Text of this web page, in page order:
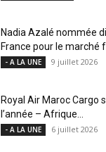
Nadia Azalé nommée
France pour le marché
- A LA UNE 9 juillet 2026
Royal Air Maroc Cargo
l’année – Afrique...
- A LA UNE 6 juillet 2026